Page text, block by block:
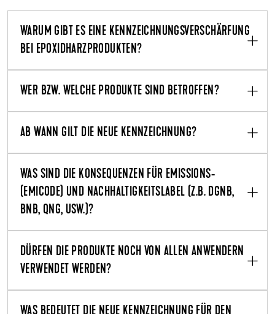
WARUM GIBT ES EINE KENNZEICHNUNGSVERSCHÄRFUNG
BEI EPOXIDHARZPRODUKTEN?
WER BZW. WELCHE PRODUKTE SIND BETROFFEN?
AB WANN GILT DIE NEUE KENNZEICHNUNG?
WAS SIND DIE KONSEQUENZEN FÜR EMISSIONS-
(EMICODE) UND NACHHALTIGKEITSLABEL (Z.B. DGNB,
BNB, QNG, USW.)?
DÜRFEN DIE PRODUKTE NOCH VON ALLEN ANWENDERN
VERWENDET WERDEN?